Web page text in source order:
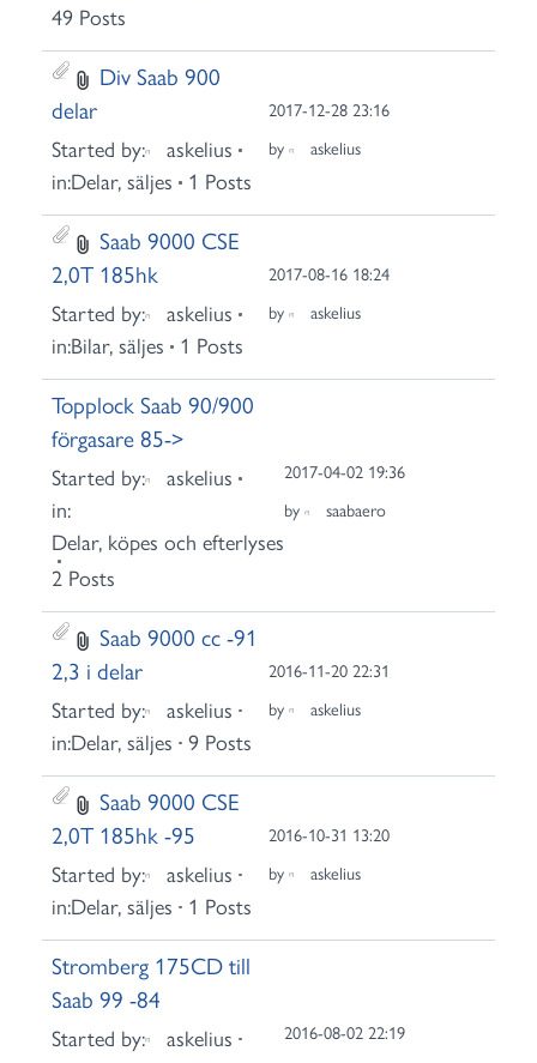
49 Posts
Div Saab 900
delar
Started by:
askelius
in:Delar, säljes 1 Posts
2017-12-28 23:16
by
askelius
Saab 9000 CSE
2,0T 185hk
Started by:
askelius
in:Bilar, säljes 1 Posts
2017-08-16 18:24
by
askelius
Topplock Saab 90/900
förgasare 85->
Started by:
askelius
in:
Delar, köpes och efterlyses
2 Posts
2017-04-02 19:36
by
saabaero
Saab 9000 cc -91
2,3 i delar
Started by:
askelius
in:Delar, säljes 9 Posts
2016-11-20 22:31
by
askelius
Saab 9000 CSE
2,0T 185hk -95
Started by:
askelius
in:Delar, säljes 1 Posts
2016-10-31 13:20
by
askelius
Stromberg 175CD till
Saab 99 -84
Started by:
askelius
2016-08-02 22:19